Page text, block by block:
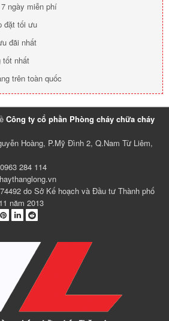
ngày miễn phí
đặt tối ưu
đãi nhất
tốt nhất
trên toàn quốc
Công ty cổ phần Phòng cháy chữa cháy
Hoàng, P.Mỹ Đình 2, Q.Nam Từ Liêm,
284 114
do Sở Kế hoạch và Đầu tư Thành phố
năm 2013